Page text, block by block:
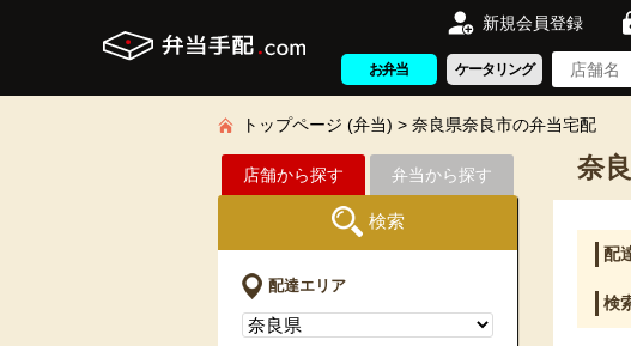
新規会員登録
お弁当 ケータリング
トップページ (弁当) 奈良県奈良市の弁当宅配
店舗から探す 弁当から探す
検索
配達エリア
奈
配
検